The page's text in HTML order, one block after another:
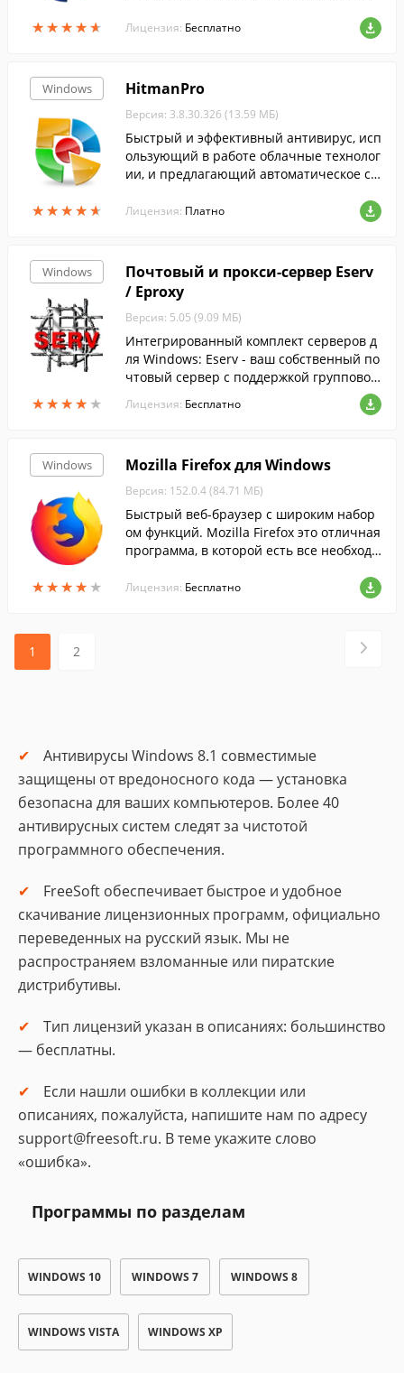
★★★★★
★★★★★
защиту в реальном времени....
Лицензия: Бесплатно
Windows
★★★★★
★★★★★
HitmanPro
Версия: 3.8.30.326 (13.59 МБ)
Быстрый и эффективный антивирус, исп
ользующий в работе облачные технолог
ии, и предлагающий автоматическое ск
д других полезных функций.
Лицензия: Платно
Windows
★★★★ ★
★★★★ ★
Почтовый и прокси-сервер Eserv
/ Eproxy
Версия: 5.05 (9.09 МБ)
Интегрированный комплект серверов д
ля Windows: Eserv - ваш собственный по
чтовый сервер с поддержкой групповой
Лицензия: Бесплатно
Windows
★★★★ ★
★★★★ ★
Mozilla Firefox для Windows
Версия: 152.0.4 (84.71 МБ)
Быстрый веб-браузер с широким набор
ом функций. Mozilla Firefox это отличная
программа, в которой есть все необходи
тернета.
Лицензия: Бесплатно
1 2
Антивирусы Windows 8.1 совместимые
защищены от вредоносного кода — установка
безопасна для ваших компьютеров. Более 40
антивирусных систем следят за чистотой
программного обеспечения.
FreeSoft обеспечивает быстрое и удобное
скачивание лицензионных программ, официально
переведенных на русский язык. Мы не
распространяем взломанные или пиратские
дистрибутивы.
Тип лицензий указан в описаниях: большинство
— бесплатны.
Если нашли ошибки в коллекции или
описаниях, пожалуйста, напишите нам по адресу
support@freesoft.ru. В теме укажите слово
«ошибка».
Программы по разделам
WINDOWS 10 WINDOWS 7 WINDOWS 8
WINDOWS VISTA WINDOWS XP